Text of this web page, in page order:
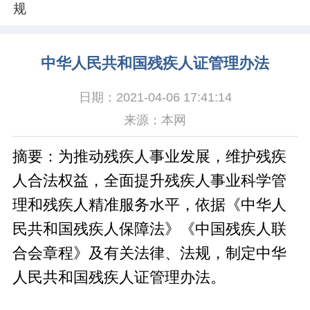
规
中华人民共和国残疾人证管理办法
日期：2021-04-06 17:41:14
来源：本网
摘要：为推动残疾人事业发展，维护残疾
人合法权益，全面提升残疾人事业科学管
理和残疾人精准服务水平，依据《中华人
民共和国残疾人保障法》《中国残疾人联
合会章程》及有关法律、法规，制定中华
人民共和国残疾人证管理办法。